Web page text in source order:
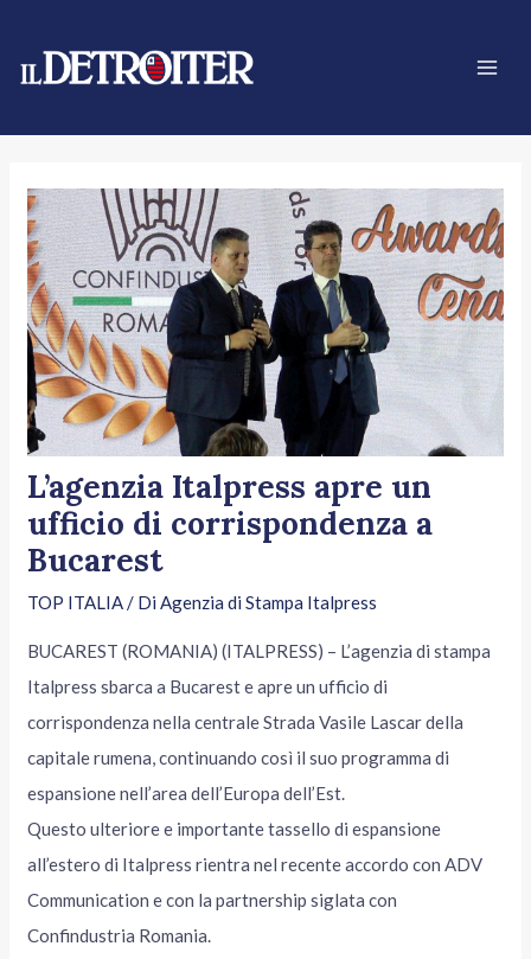
contenuto
L’agenzia Italpress apre un
ufficio di corrispondenza a
Bucarest
TOP ITALIA/ DiAgenzia di Stampa Italpress
BUCAREST (ROMANIA) (ITALPRESS) – L’agenzia di stampa
Italpress sbarca a Bucarest e apre un ufficio di
corrispondenza nella centrale Strada Vasile Lascar della
capitale rumena, continuando così il suo programma di
espansione nell’area dell’Europa dell’Est.
Questo ulteriore e importante tassello di espansione
all’estero di Italpress rientra nel recente accordo con ADV
Communication e con la partnership siglata con
Confindustria Romania.
articoli